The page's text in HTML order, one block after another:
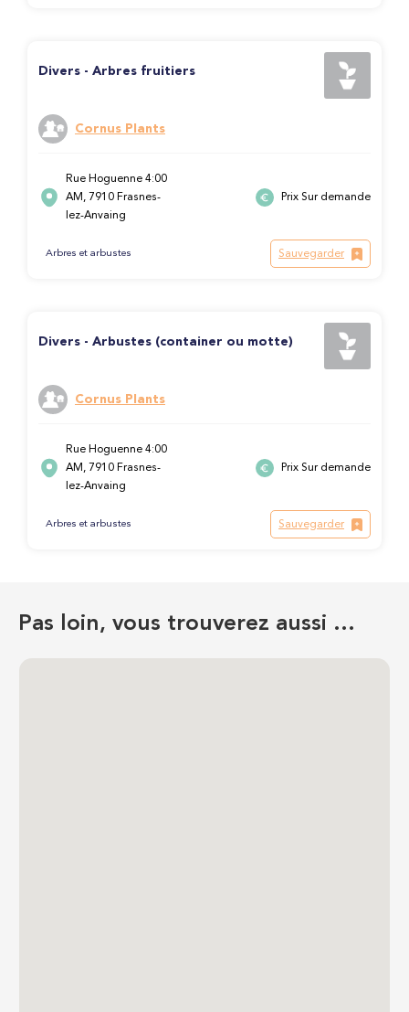
Divers - Arbres fruitiers
Cornus Plants
Rue Hoguenne 4:00
AM, 7910 Frasnes-
lez-Anvaing
Prix Sur demande
Arbres et arbustes Sauvegarder
Divers - Arbustes (container ou motte)
Cornus Plants
Rue Hoguenne 4:00
AM, 7910 Frasnes-
lez-Anvaing
Prix Sur demande
Arbres et arbustes Sauvegarder
Pas loin, vous trouverez aussi …